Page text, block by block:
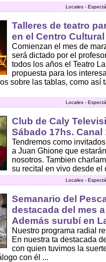
Locales -
Talleres de teatro
en el Centro
Comienzan el mes de
será dictado por el
todos los años el Teatro
propuesta para los
sobre las tablas, como así
Locales -
Club de Caly
Sábado 17hs. Canal
Tendremos como
a Juan Ghione que
nosotros. Tambien
su recital en vivo desde el
Locales -
Semanario del
destacada del mes
Además surubí en
Nuestro programa radial
En nuestra ta destacada
con quien tuvimos la
con él ...